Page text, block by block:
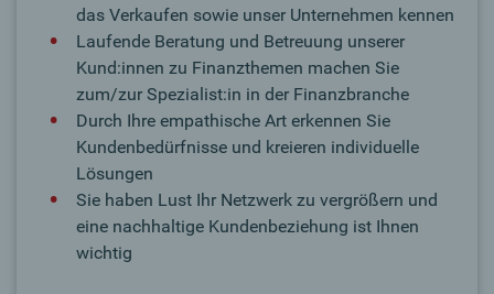
das Verkaufen sowie unser Unternehmen kennen
Laufende Beratung und Betreuung unserer
Kund:innen zu Finanzthemen machen Sie
zum/zur Spezialist:in in der Finanzbranche
Durch Ihre empathische Art erkennen Sie
Kundenbedürfnisse und kreieren individuelle
Lösungen
Sie haben Lust Ihr Netzwerk zu vergrößern und
eine nachhaltige Kundenbeziehung ist Ihnen
wichtig